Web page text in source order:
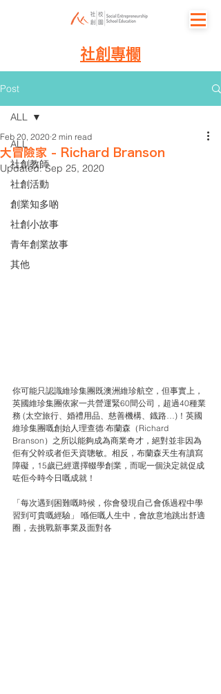
社創專欄
Post
ALL
社創教師
社創活動
創業知多啲
社創小故事
青年創業故事
其他
ALL
大冒險家 - Richard Branson
Feb 20, 2020 2 min read
Updated:Sep 25, 2020
你可能只認識維珍集團既澳洲維珍航空，但事實上，
英國維珍集團依家一共營運緊60間公司，超過40種業
務 (太空旅行、婚禮用品、慈善機構、鐡路…)！英國
維珍集團嘅創始人理查德·布蘭森（Richard
Branson）之所以能夠成為商業奇才，絕對並非因為
佢有父幹或者佢天資聰敏。相反，布蘭森天生有讀寫
障礙，15歲已經選擇輟學創業，而呢一個決定就促成
咗佢今時今日嘅成就！
「每次遇到困難嘅時候，你會發現自己會係過程中學
習到可貴嘅經驗」 喺佢嘅人生中，會故意地跳出舒適
圈，去挑戰新事業及面對各